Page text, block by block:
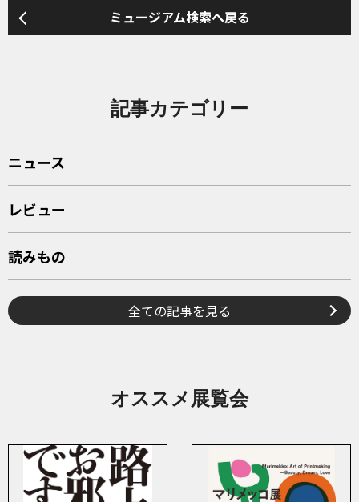
ミュージアム検索へ戻る
記事カテゴリー
ニュース
レビュー
読みもの
全ての記事を見る
オススメ展覧会